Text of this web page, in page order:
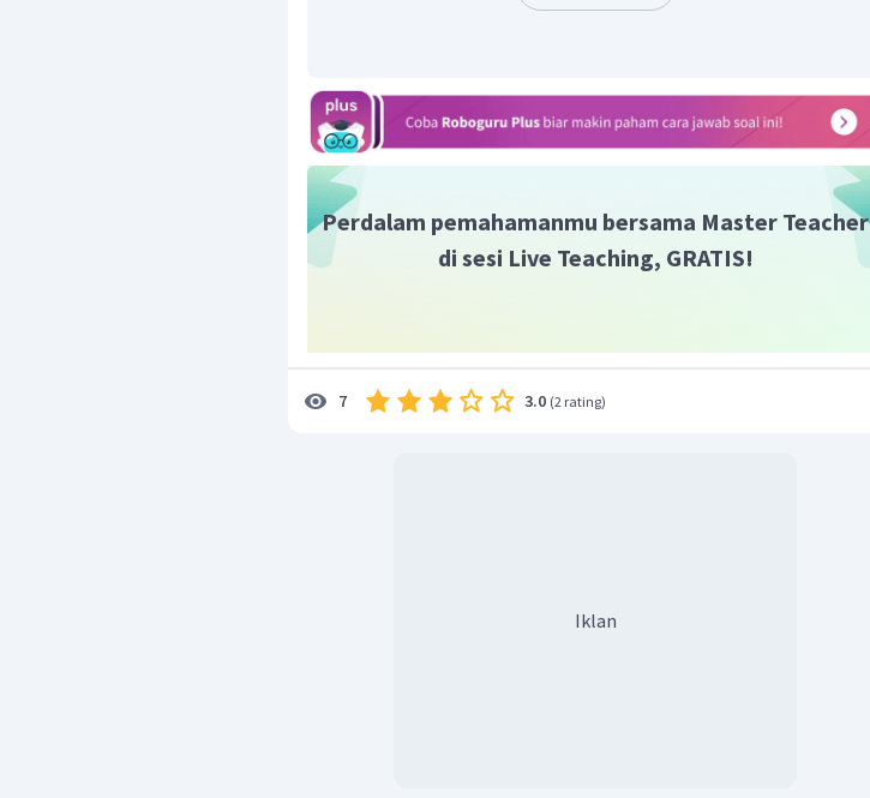
Perdalam pemahamanmu bersama Master Teacher
di sesi Live Teaching, GRATIS!
7 3.0 (2 rating)
Iklan